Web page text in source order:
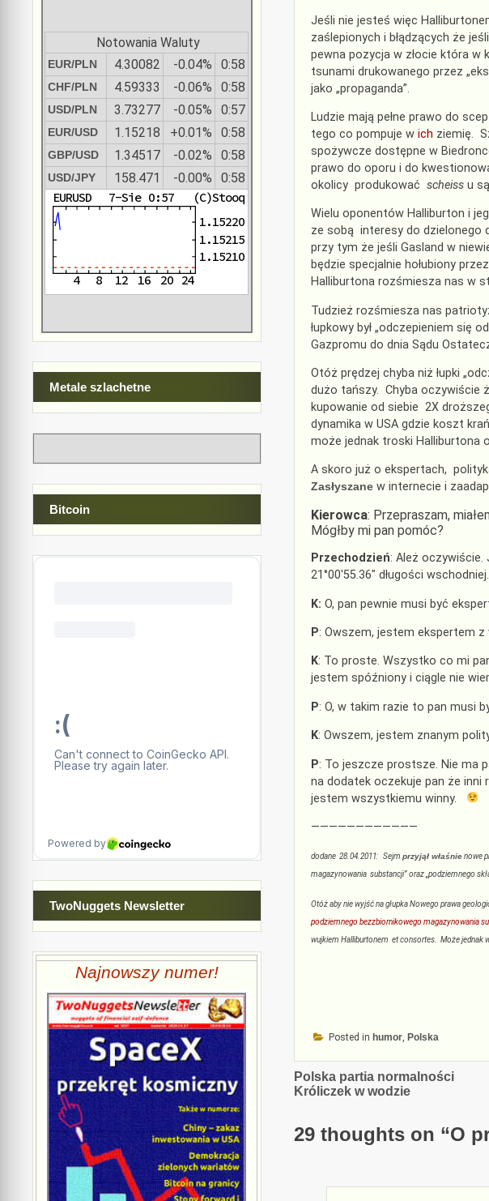
Jeśli nie jesteś więc
zaślepionych i błądzących że
pewna pozycja w złocie która w
tsunami drukowanego przez
jako „propaganda”.
Ludzie mają pełne prawo do
tego co pompuje w ich ziemię.
spożywcze dostępne w
prawo do oporu i do
okolicy produkować scheissu
Wielu oponentów Halliburton i
ze sobą interesy do
przy tym że jeśli Gasland w
będzie specjalnie hołubiony
Halliburtona rozśmiesza nas w
Tudzież rozśmiesza nas
łupkowy był „odczepieniem się
Gazpromu do dnia Sądu
Otóż prędzej chyba niż łupki
dużo tańszy. Chyba oczywiście
kupowanie od siebie 2X
dynamika w USA gdzie koszt
może jednak troski Halliburtona
A skoro już o ekspertach,
Zasłyszanew internecie i
Kierowca: Przepraszam,
Mógłby mi pan pomóc?
Przechodzień: Ależ oczywiście.
21°00′55.36″ długości wschodniej.
K: O, pan pewnie musi być
P: Owszem, jestem ekspertem z
K: To proste. Wszystko co mi
jestem spóźniony i ciągle nie
P: O, w takim razie to pan musi
K: Owszem, jestem znanym
P: To jeszcze prostsze. Nie ma
na dodatek oczekuje pan że inni
jestem wszystkiemu winny.
————————————
dodane 28.04.2011: Sejm przyjął właśnienowe
magazynowania substancji” oraz „podziemnego
Otóż aby nie wyjść na głupka Nowego prawa
podziemnego bezzbiornikowego magazynowania
wujkiem Halliburtonem et consortes. Może jednak
Posted in humor, Polska
Nawigacja
wpisu
Polska partia normalności
Króliczek w wodzie
29 thoughts on “O
Notowania Waluty
EUR/PLN 4.30082 -0.04% 0:58
CHF/PLN 4.59333 -0.06% 0:58
USD/PLN 3.73277 -0.05% 0:57
EUR/USD 1.15218 +0.01% 0:58
GBP/USD 1.34517 -0.02% 0:58
USD/JPY 158.471 -0.00% 0:58
Metale szlachetne
Bitcoin
TwoNuggets Newsletter
Najnowszy numer!